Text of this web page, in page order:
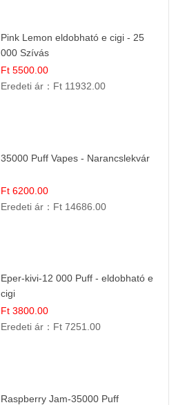
Pink Lemon eldobható e cigi - 25
000 Szívás
Ft 5500.00
Eredeti ár： Ft 11932.00
35000 Puff Vapes - Narancslekvár
Ft 6200.00
Eredeti ár： Ft 14686.00
Eper-kivi-12 000 Puff - eldobható e
cigi
Ft 3800.00
Eredeti ár： Ft 7251.00
Raspberry Jam-35000 Puff